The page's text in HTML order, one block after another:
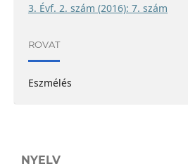
3. Évf. 2. szám (2016): 7. szám
ROVAT
Eszmélés
NYELV